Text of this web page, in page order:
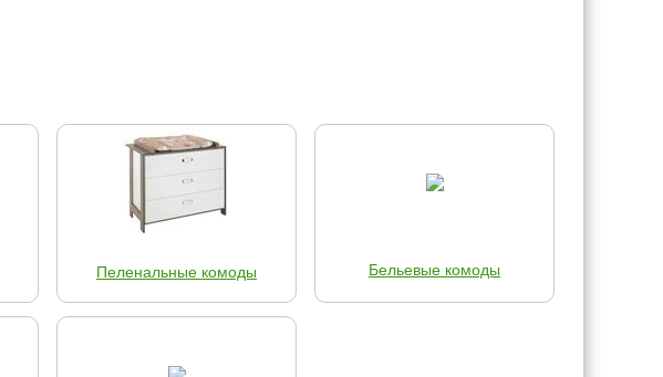
Пеленальные комоды Бельевые комоды